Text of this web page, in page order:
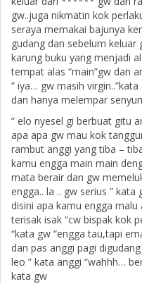
gw..juga nikmatin kok
seraya memakai bajunya
gudang dan sebelum
karung buku yang menjadi
tempat alas “main”gw dan
” iya… gw masih
dan hanya melempar
” elo nyesel gi berbuat gitu
apa apa gw mau kok
rambut anggi yang tiba –
kamu engga main main
mata berair dan gw
engga.. la .. gw serius ”
disini apa kamu engga
terisak isak “cw bispak kok
“kata gw “engga tau,tapi
dan pas anggi pagi
leo ” kata anggi “wahhh…
kata gw